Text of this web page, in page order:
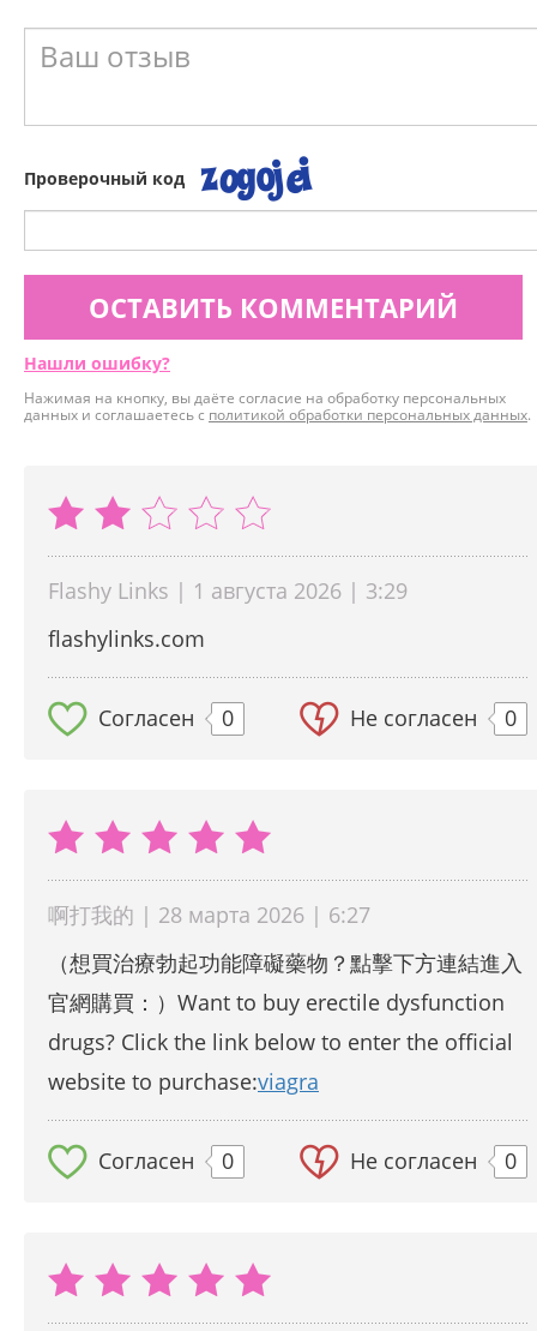
Проверочный код
ОСТАВИТЬ КОММЕНТАРИЙ
Нашли ошибку?
Нажимая на кнопку, вы даёте согласие на обработку персональных
данных и соглашаетесь с политикой обработки персональных данных.
Flashy Links | 1 августа 2026 | 3:29
flashylinks.com
Согласен 0 Не согласен 0
啊打我的 | 28 марта 2026 | 6:27
（想買治療勃起功能障礙藥物？點擊下方連結進入
官網購買：）Want to buy erectile dysfunction
drugs? Click the link below to enter the official
website to purchase:viagra
Согласен 0 Не согласен 0